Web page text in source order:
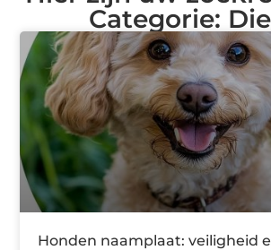
Categorie:
Honden naamplaat: veiligheid